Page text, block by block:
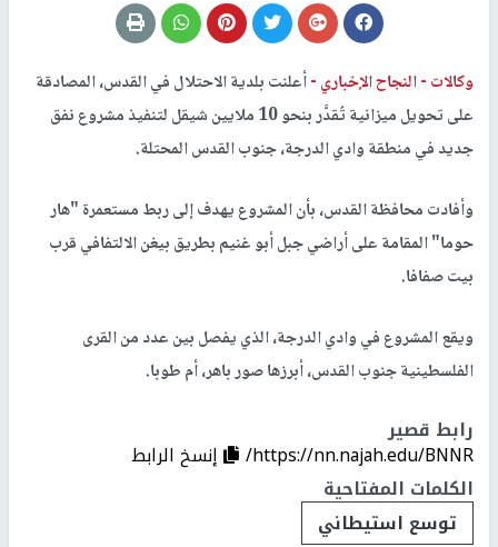
وكالات -النجاح الإخباري -أعلنت بلدية الاحتلال في القدس، المصادقة
على تحويل ميزانية تُقدَّر بنحو 10 ملايين شيقل لتنفيذ مشروع نفق
جديد في منطقة وادي الدرجة، جنوب القدس المحتلة.
وأفادت محافظة القدس، بأن المشروع يهدف إلى ربط مستعمرة "هار
حوما" المقامة على أراضي جبل أبو غنيم بطريق بيغن الالتفافي قرب
بيت صفافا.
ويقع المشروع في وادي الدرجة، الذي يفصل بين عدد من القرى
الفلسطينية جنوب القدس، أبرزها صور باهر، أم طوبا.
رابط قصير
https://nn.najah.edu/BNNR/
إنسخ الرابط
الكلمات المفتاحية
توسع استيطاني